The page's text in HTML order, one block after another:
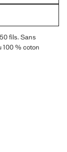
fils. Sans
100 % coton